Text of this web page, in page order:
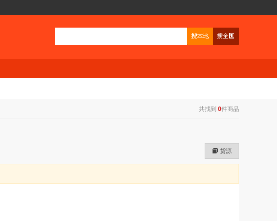
共找到 0件商品
货源